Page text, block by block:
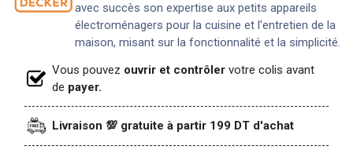
avec succès son expertise aux petits appareils
électroménagers pour la cuisine et l'entretien de la
maison, misant sur la fonctionnalité et la simplicité.
Vous pouvez ouvrir et contrôler votre colis avant
de payer.
Livraison 💯 gratuite à partir 199 DT d'achat